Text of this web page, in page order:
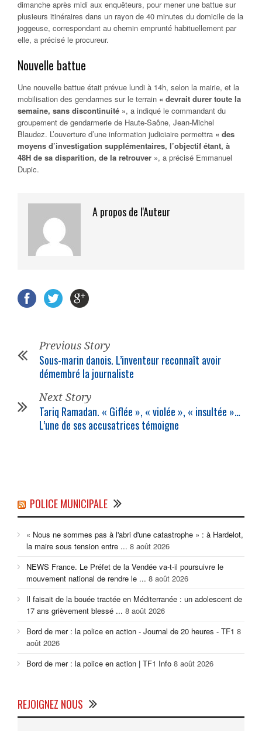
dimanche après midi aux enquêteurs, pour mener une battue sur
plusieurs itinéraires dans un rayon de 40 minutes du domicile de la
joggeuse, correspondant au chemin emprunté habituellement par
elle, a précisé le procureur.
Nouvelle battue
Une nouvelle battue était prévue lundi à 14h, selon la mairie, et la
mobilisation des gendarmes sur le terrain « devrait durer toute la
semaine, sans discontinuité », a indiqué le commandant du
groupement de gendarmerie de Haute-Saône, Jean-Michel
Blaudez. L’ouverture d’une information judiciaire permettra « des
moyens d’investigation supplémentaires, l’objectif étant, à
48H de sa disparition, de la retrouver », a précisé Emmanuel
Dupic.
A propos de l'Auteur
Previous Story
Sous-marin danois. L’inventeur reconnaît avoir
démembré la journaliste
Next Story
Tariq Ramadan. « Giflée », « violée », « insultée »…
L’une de ses accusatrices témoigne
POLICE MUNICIPALE
« Nous ne sommes pas à l'abri d'une catastrophe » : à Hardelot,
la maire sous tension entre ... 8 août 2026
NEWS France. Le Préfet de la Vendée va-t-il poursuivre le
mouvement national de rendre le ... 8 août 2026
Il faisait de la bouée tractée en Méditerranée : un adolescent de
17 ans grièvement blessé ... 8 août 2026
Bord de mer : la police en action - Journal de 20 heures - TF1 8
août 2026
Bord de mer : la police en action | TF1 Info 8 août 2026
REJOIGNEZ NOUS